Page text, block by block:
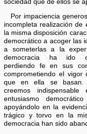
sociedad que de ellos se
Por impaciencia
incompleta realización de
la misma disposición
democrático a acoger las
a someterlas a la
democracia ha ido
perdiendo fe en sus
comprometiendo el vigor
que en ella se basan.
creemos
entusiasmo
apoyándolo en la
trágico y torvo en la
democracia han sido